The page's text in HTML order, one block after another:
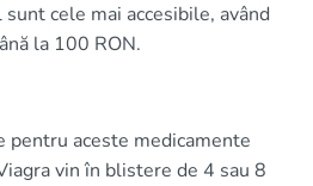
cele mai accesibile, având
la 100 RON.
aceste medicamente
vin în blistere de 4 sau 8